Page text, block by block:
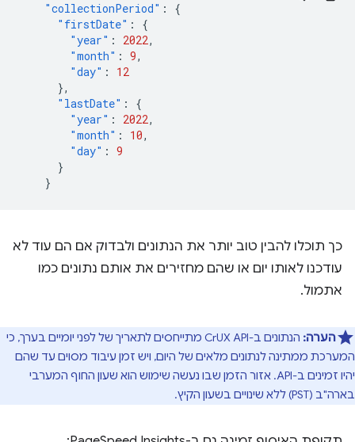
"collectionPeriod" :
{
"firstDate" :
{
"year" : 2022,
"month" : 9,
"day" :
12
},
"lastDate" :
{
"year" : 2022,
"month" : 10,
"day" : 9
}
}
כך תוכלו להבין טוב יותר את הנתונים ולבדוק אם הם עוד לא
עודכנו לאותו יום או שהם מחזירים את אותם נתונים כמו
אתמול.
הערה:
הנתונים ב-CrUX API מתייחסים לתאריך של לפני יומיים בערך, כי
המערכת ממתינה לנתונים מלאים של היום, ויש זמן עיבוד מסוים עד שהם
יהיו זמינים ב-API. אזור הזמן שבו נעשה שימוש הוא שעון החוף המערבי
בארה"ב (PST) ללא שינויים בשעון הקיץ.